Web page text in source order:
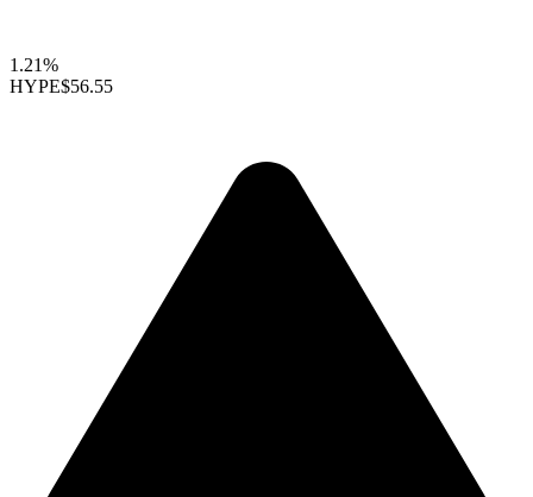
1.21%
HYPE$56.55